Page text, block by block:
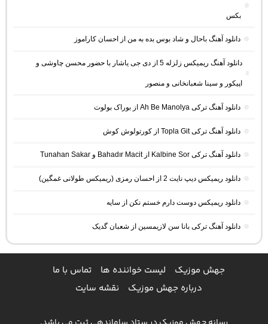
بکس
دانلود آهنگ باحال و شاد بوس بده به من از احسان کاراموز
دانلود آهنگ ریمیکس زلزله 5 از دی جی یاشار با حضور محسن چاوشی و
اپیکور و سینا شعبانخانی و منصور
دانلود آهنگ ترکی Ah Be Manolya از بوراک بولوت
دانلود آهنگ ترکی Topla Git از کورتولوش کوش
دانلود آهنگ ترکی Kalbine Sor از Bahadır Macit و Tunahan Sakar
دانلود ریمیکس دیپ نایت 2 از احسان رمزی (ریمیکس طولانی غمگین)
دانلود ریمیکس دوست دارم خستم نکن از سایه
دانلود آهنگ ترکی بانا سن لازیمسین از شعبان گدیک
جهش موزیک لیست خواننده ها
تماس با ما
درباره جهش موزیک
نقشه سایت